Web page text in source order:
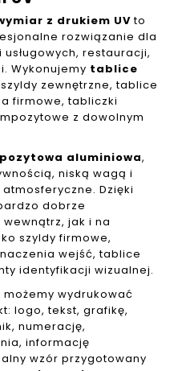
z drukiem UVto
rozwiązanie dla
restauracji,
Wykonujemy tablice
zewnętrzne, tablice
firmowe, tabliczki
z dowolnym
aluminiowa,
niską wagą i
Dzięki
dobrze
jak i na
szyldy firmowe,
wejść, tablice
identyfikacji wizualnej.
wydrukować
logo, tekst, grafikę,
numerację,
informację
wzór przygotowany